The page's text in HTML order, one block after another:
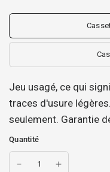
Jeu usagé, ce qui
traces d'usure
seulement. Garantie
Quantité